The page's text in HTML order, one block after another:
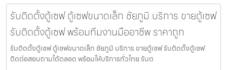
รับติดตั้งตู้เซฟ ตู้เซฟขนาดเล็ก ชัยภูมิ บริการ ขายตู้เซฟ
รับติดตั้งตู้เซฟ พร้อมทีมงานมืออาชีพ ราคาถูก
รับติดตั้งตู้เซฟ ตู้เซฟขนาดเล็ก ชัยภูมิ บริการ ขายตู้เซฟ รับติดตั้งตู้เซฟ
ติดต่อสอบถามได้ตลอด พร้อมให้บริการทั่วไทย รับต